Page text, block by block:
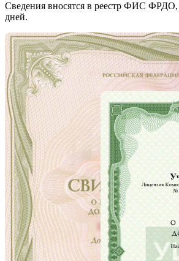
Сведения вносятся в реестр ФИС
дней.